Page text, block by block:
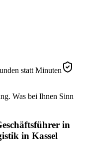
statt Minuten
Was bei Ihnen Sinn
in
in Kassel